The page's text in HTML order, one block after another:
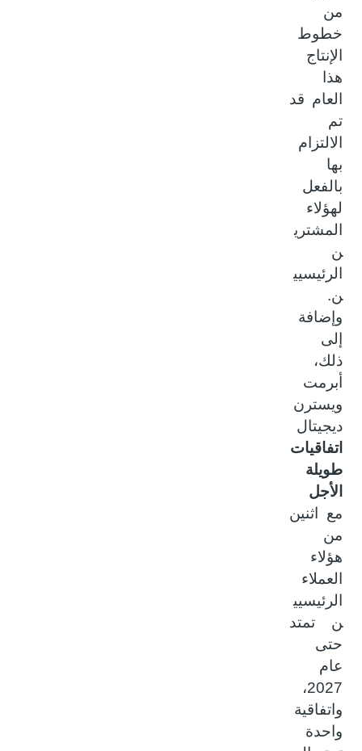
من
خطوط
الإنتاج
هذا
العام قد
تم
الالتزام
بها
بالفعل
لهؤلاء
المشتري
الرئيسيي
ن.
وإضافة
إلى
ذلك،
أبرمت
ويسترن
ديجيتال
اتفاقيات
طويلة
الأجل
مع اثنين
من
هؤلاء
العملاء
الرئيسيي
ن تمتد
حتى
عام
2027،
واتفاقية
واحدة